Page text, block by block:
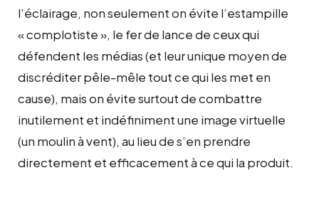
l’éclairage, non seulement on évite l’estampille
« complotiste », le fer de lance de ceux qui
défendent les médias (et leur unique moyen de
discréditer pêle-mêle tout ce qui les met en
cause), mais on évite surtout de combattre
inutilement et indéfiniment une image virtuelle
(un moulin à vent), au lieu de s’en prendre
directement et efficacement à ce qui la produit.